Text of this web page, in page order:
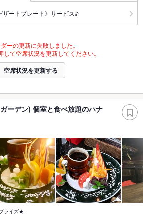
ートプレート》サービス♪
ーの更新に失敗しました。
て空席状況を更新してください。
空席状況を更新する
ーデン) 個室と食べ放題のハナ
ライズ★